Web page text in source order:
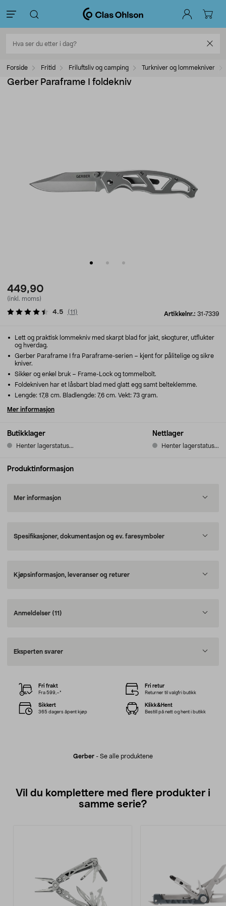
Forside Fritid Friluftsliv og camping Turkniver og lommekniver
Gerber Paraframe I foldekniv
449,90
(inkl. moms)
Artikkelnr.: 31-7339
4.5 (11 )
Butikklager
Henter lagerstatus...
Nettlager
Henter lagerstatus...
Lett og praktisk lommekniv med skarpt blad for jakt, skogturer, utflukter
og hverdag.
Gerber Paraframe I fra Paraframe-serien – kjent for pålitelige og sikre
kniver.
Sikker og enkel bruk – Frame-Lock og tommelbolt.
Foldekniven har et låsbart blad med glatt egg samt belteklemme.
Lengde: 17,8 cm. Bladlengde: 7,6 cm. Vekt: 73 gram.
Mer informasjon
Produktinformasjon
Mer informasjon
Spesifikasjoner, dokumentasjon og ev. faresymboler
Kjøpsinformasjon, leveranser og returer
Anmeldelser (11)
Eksperten svarer
Gerber - Se alle produktene
Fri frakt
Fra 599,–*
Fri retur
Returner til valgfri butikk
Sikkert
365 dagers åpent kjøp
Klikk&Hent
Bestill på nett og hent i butikk
Vil du komplettere med flere produkter i
samme serie?